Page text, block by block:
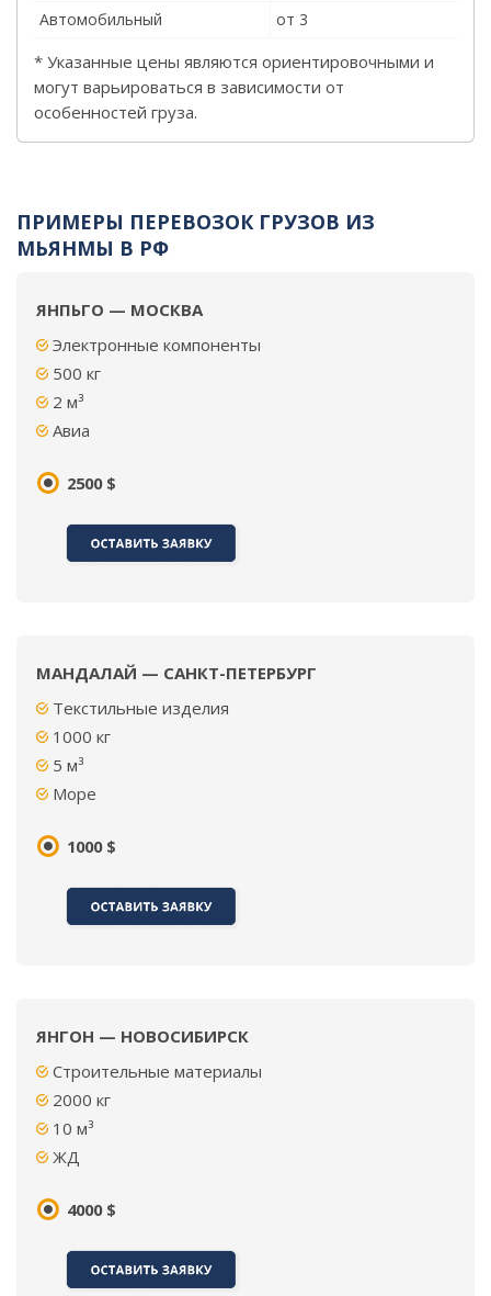
Автомобильный
от 3
* Указанные цены являются ориентировочными и
могут варьироваться в зависимости от
особенностей груза.
ПРИМЕРЫ ПЕРЕВОЗОК ГРУЗОВ ИЗ
МЬЯНМЫ В РФ
ЯНПЬГО — МОСКВА
Электронные компоненты
500 кг
2 м³
Авиа
2500 $
МАНДАЛАЙ — САНКТ-ПЕТЕРБУРГ
Текстильные изделия
1000 кг
5 м³
Море
1000 $
ЯНГОН — НОВОСИБИРСК
Строительные материалы
2000 кг
10 м³
ЖД
4000 $